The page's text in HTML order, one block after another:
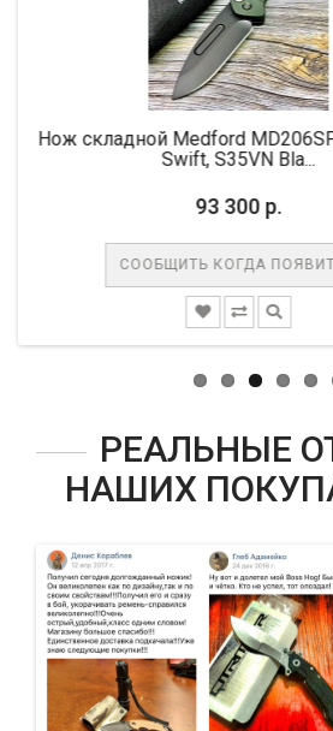
Medford MD206SPD40AG Auto
КОГДА ПОЯВИТСЯ
РЕАЛЬНЫЕ
НАШИХ